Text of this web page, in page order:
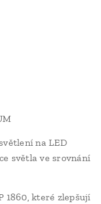
na LED
světla ve srovnání
1860, které zlepšují